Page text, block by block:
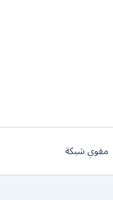
مقوي شبكة